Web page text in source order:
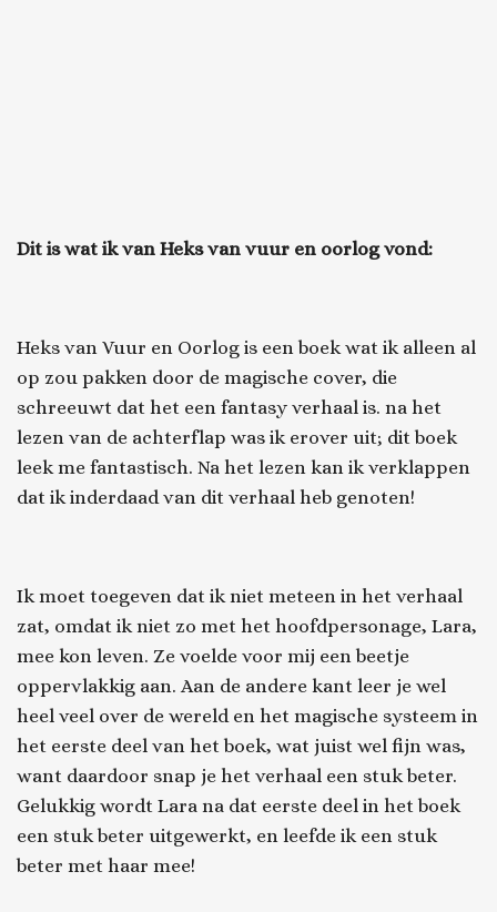
Dit is wat ik van Heks van vuur en oorlogvond:
Heks van Vuur en Oorlog is een boek wat ik alleen al
op zou pakken door de magische cover, die
schreeuwt dat het een fantasy verhaal is. na het
lezen van de achterflap was ik erover uit; dit boek
leek me fantastisch. Na het lezen kan ik verklappen
dat ik inderdaad van dit verhaal heb genoten!
Ik moet toegeven dat ik niet meteen in het verhaal
zat, omdat ik niet zo met het hoofdpersonage, Lara,
mee kon leven. Ze voelde voor mij een beetje
oppervlakkig aan. Aan de andere kant leer je wel
heel veel over de wereld en het magische systeem in
het eerste deel van het boek, wat juist wel fijn was,
want daardoor snap je het verhaal een stuk beter.
Gelukkig wordt Lara na dat eerste deel in het boek
een stuk beter uitgewerkt, en leefde ik een stuk
beter met haar mee!